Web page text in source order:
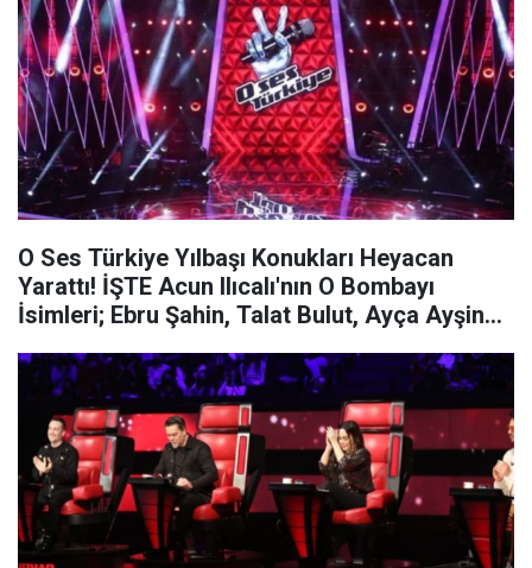
O Ses Türkiye Yılbaşı Konukları Heyacan
Yarattı! İŞTE Acun Ilıcalı'nın O Bombayı
İsimleri; Ebru Şahin, Talat Bulut, Ayça Ayşin
Aslıhan Malbora...